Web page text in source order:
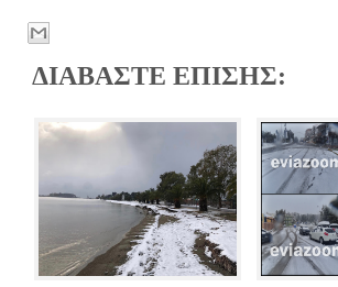
ΔΙΑΒΑΣΤΕ ΕΠΙΣΗΣ: